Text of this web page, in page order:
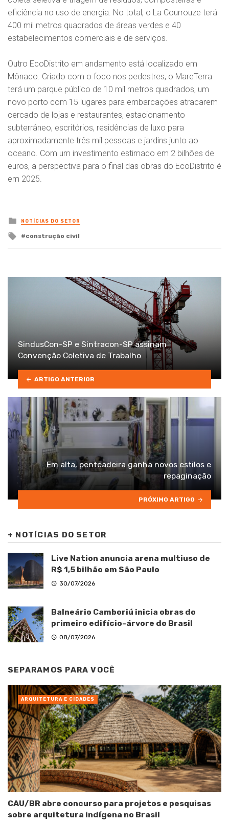
eficiência no uso de energia. No total, o La Courrouze terá
400 mil metros quadrados de áreas verdes e 40
estabelecimentos comerciais e de serviços.
Outro EcoDistrito em andamento está localizado em
Mônaco. Criado com o foco nos pedestres, o MareTerra
terá um parque público de 10 mil metros quadrados, um
novo porto com 15 lugares para embarcações atracarem
cercado de lojas e restaurantes, estacionamento
subterrâneo, escritórios, residências de luxo para
aproximadamente três mil pessoas e jardins junto ao
oceano. Com um investimento estimado em 2 bilhões de
euros, a perspectiva para o final das obras do EcoDistrito é
em 2025.
Posted
in
NOTÍCIAS DO SETOR
Tagged
construção civil
SindusCon-SP e Sintracon-SP assinam
Convenção Coletiva de Trabalho
ARTIGO ANTERIOR
Em alta, penteadeira ganha novos estilos e
repaginação
PRÓXIMO ARTIGO
+ NOTÍCIAS DO SETOR
Live Nation anuncia arena multiuso de
R$ 1,5 bilhão em São Paulo
30/07/2026
Balneário Camboriú inicia obras do
primeiro edifício-árvore do Brasil
08/07/2026
SEPARAMOS PARA VOCÊ
CAU/BR abre concurso para projetos e pesquisas
sobre arquitetura indígena no Brasil
ARQUITETURA E CIDADES